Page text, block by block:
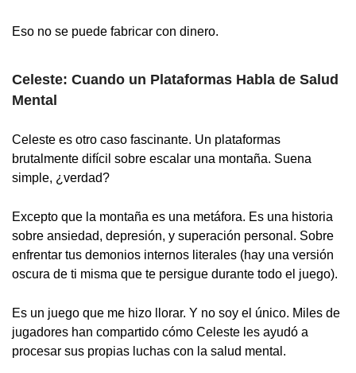
Eso no se puede fabricar con dinero.
Celeste: Cuando un Plataformas Habla de Salud
Mental
Celeste es otro caso fascinante. Un plataformas
brutalmente difícil sobre escalar una montaña. Suena
simple, ¿verdad?
Excepto que la montaña es una metáfora. Es una historia
sobre ansiedad, depresión, y superación personal. Sobre
enfrentar tus demonios internos literales (hay una versión
oscura de ti misma que te persigue durante todo el juego).
Es un juego que me hizo llorar. Y no soy el único. Miles de
jugadores han compartido cómo Celeste les ayudó a
procesar sus propias luchas con la salud mental.